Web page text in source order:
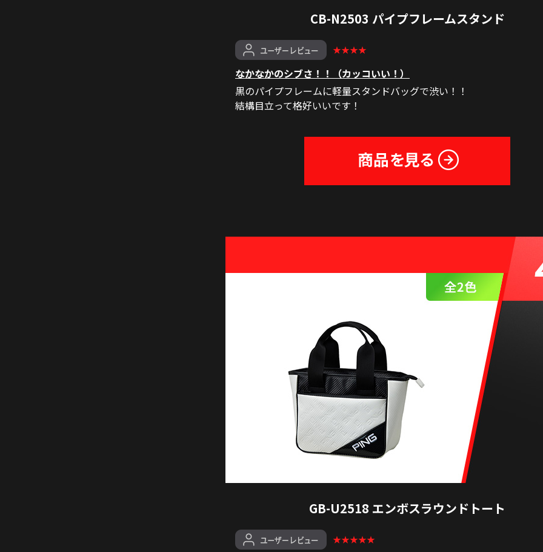
CB-N2503 パイプフレームスタンド
★★★★
なかなかのシブさ！！（カッコいい！）
黒のパイプフレームに軽量スタンドバッグで渋い！！
結構目立って格好いいです！
GB-U2518 エンボスラウンドトート
★★★★★